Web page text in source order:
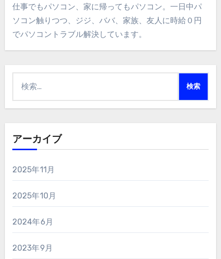
仕事でもパソコン、家に帰ってもパソコン。一日中パ
ソコン触りつつ、ジジ、ババ、家族、友人に時給０円
でパソコントラブル解決しています。
アーカイブ
2025年11月
2025年10月
2024年6月
2023年9月